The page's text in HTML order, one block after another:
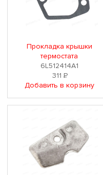
Прокладка крышки
термостата
6L512414A1
311 Р
Добавить в корзину